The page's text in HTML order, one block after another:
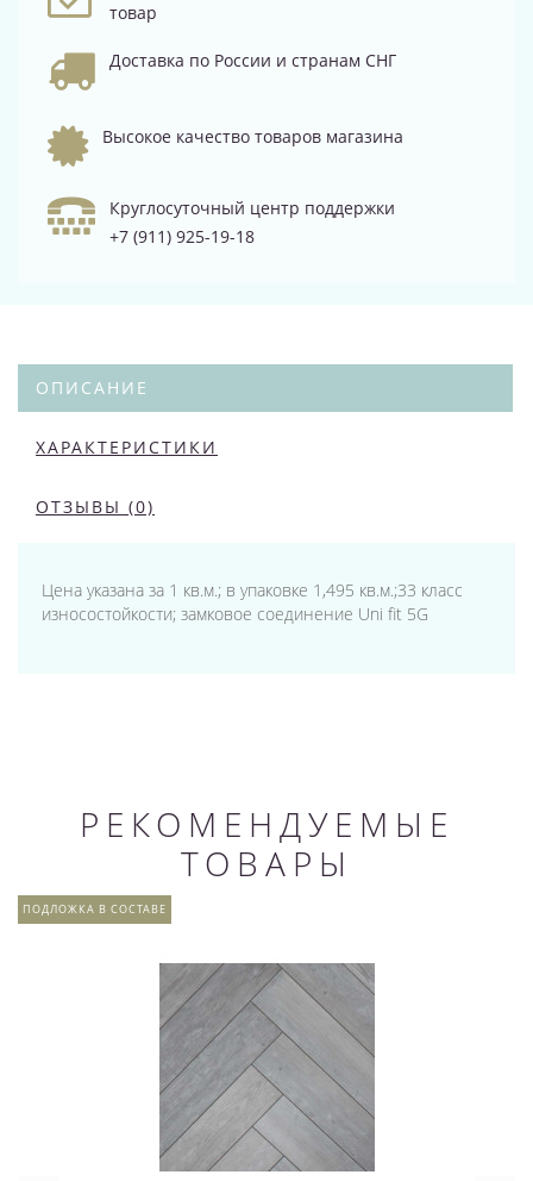
товар
Доставка по России и странам СНГ
Высокое качество товаров магазина
Круглосуточный центр поддержки
+7 (911) 925-19-18
ОПИСАНИЕ
ХАРАКТЕРИСТИКИ
ОТЗЫВЫ (0)
Цена указана за 1 кв.м.; в упаковке 1,495 кв.м.;33 класс
износостойкости; замковое соединение Uni fit 5G
РЕКОМЕНДУЕМЫЕ
ТОВАРЫ
ПОДЛОЖКА В СОСТАВЕ